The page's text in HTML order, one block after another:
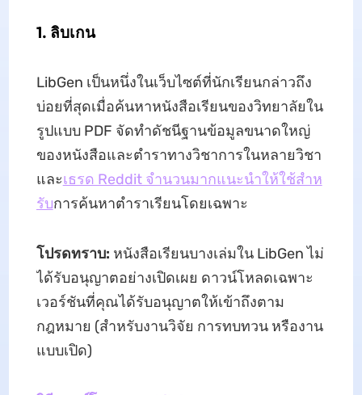
1. ลิบเกน
LibGen เป็นหนึ่งในเว็บไซต์ที่นักเรียนกล่าวถึง
บ่อยที่สุดเมื่อค้นหาหนังสือเรียนของวิทยาลัยใน
รูปแบบ PDF จัดทําดัชนีฐานข้อมูลขนาดใหญ่
ของหนังสือและตําราทางวิชาการในหลายวิชา
และเธรด Reddit จํานวนมากแนะนําให้ใช้สําห
รับการค้นหาตําราเรียนโดยเฉพาะ
โปรดทราบ: หนังสือเรียนบางเล่มใน LibGen ไม่
ได้รับอนุญาตอย่างเปิดเผย ดาวน์โหลดเฉพาะ
เวอร์ชันที่คุณได้รับอนุญาตให้เข้าถึงตาม
กฎหมาย (สําหรับงานวิจัย การทบทวน หรืองาน
แบบเปิด)